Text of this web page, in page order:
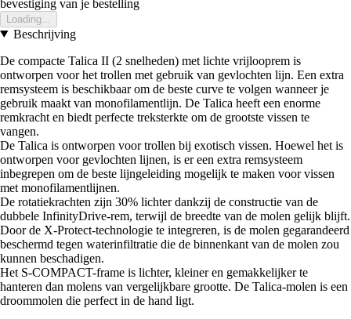
bevestiging van je bestelling
Loading...
Beschrijving
De compacte Talica II (2 snelheden) met lichte vrijlooprem is
ontworpen voor het trollen met gebruik van gevlochten lijn. Een extra
remsysteem is beschikbaar om de beste curve te volgen wanneer je
gebruik maakt van monofilamentlijn. De Talica heeft een enorme
remkracht en biedt perfecte treksterkte om de grootste vissen te
vangen.
De Talica is ontworpen voor trollen bij exotisch vissen. Hoewel het is
ontworpen voor gevlochten lijnen, is er een extra remsysteem
inbegrepen om de beste lijngeleiding mogelijk te maken voor vissen
met monofilamentlijnen.
De rotatiekrachten zijn 30% lichter dankzij de constructie van de
dubbele InfinityDrive-rem, terwijl de breedte van de molen gelijk blijft.
Door de X-Protect-technologie te integreren, is de molen gegarandeerd
beschermd tegen waterinfiltratie die de binnenkant van de molen zou
kunnen beschadigen.
Het S-COMPACT-frame is lichter, kleiner en gemakkelijker te
hanteren dan molens van vergelijkbare grootte. De Talica-molen is een
droommolen die perfect in de hand ligt.